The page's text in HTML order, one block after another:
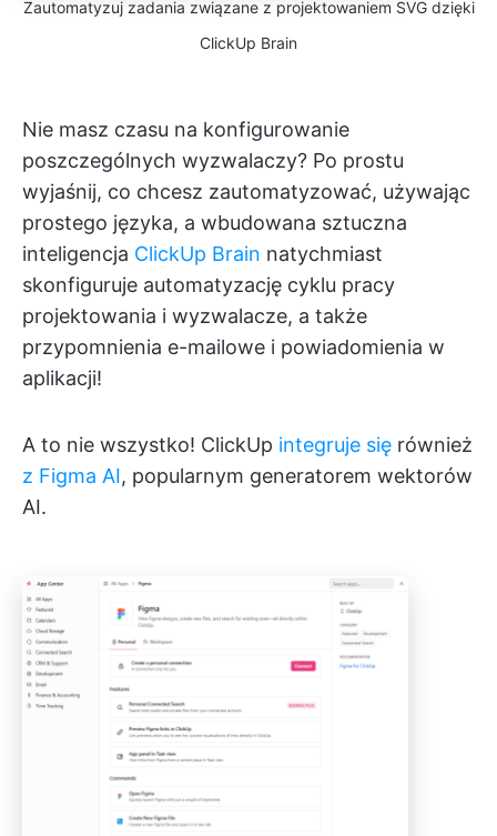
Zautomatyzuj zadania związane z projektowaniem SVG dzięki
ClickUp Brain
Nie masz czasu na konfigurowanie
poszczególnych wyzwalaczy? Po prostu
wyjaśnij, co chcesz zautomatyzować, używając
prostego języka, a wbudowana sztuczna
inteligencja ClickUp Brain natychmiast
skonfiguruje automatyzację cyklu pracy
projektowania i wyzwalacze, a także
przypomnienia e-mailowe i powiadomienia w
aplikacji!
A to nie wszystko! ClickUp integruje się również
z Figma AI, popularnym generatorem wektorów
AI.